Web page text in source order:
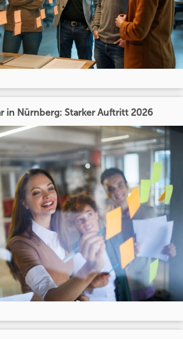
in Nürnberg: Starker Auftritt 2026